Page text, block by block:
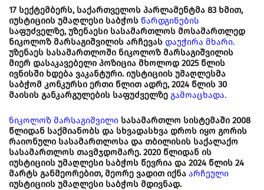
17 სექტემბერს, საქართველოს პარლამენტმა 83 ხმით,
იუსტიციის უმაღლესი საბჭოს წარდგინების
საფუძველზე, უზენაესი სასამართლოს მოსამართლედ
ნიკოლოზ მარსაგიშვილის არჩევას დაუჭირა მხარი.
უზენაეს სასამართლოში ნიკოლოზ მარსაგიშვილის
მიერ დასაკავებელი პოზიცია მხოლოდ 2025 წლის
ივნისში ხდება ვაკანტური. იუსტიციის უმაღლესმა
საბჭომ კონკურსი ერთი წლით ადრე, 2024 წლის 30
მაისის განკარგულების საფუძველზე გამოაცხადა.
ნიკოლოზ მარსაგიშვილი სასამართლო სისტემაში 2008
წლიდან საქმიანობს და სხვადასხვა დროს იყო გორის
რაიონული სასამართლოსა და თბილისის საქალაქო
სასამართლოს თავმჯდომარე. 2020 წლიდან ის
იუსტიციის უმაღლესი საბჭოს წევრია და 2024 წლის 24
მარტს განმეორებით, მეორე ვადით იქნა არჩეული
იუსტიციის უმაღლესი საბჭოს მდივნად.